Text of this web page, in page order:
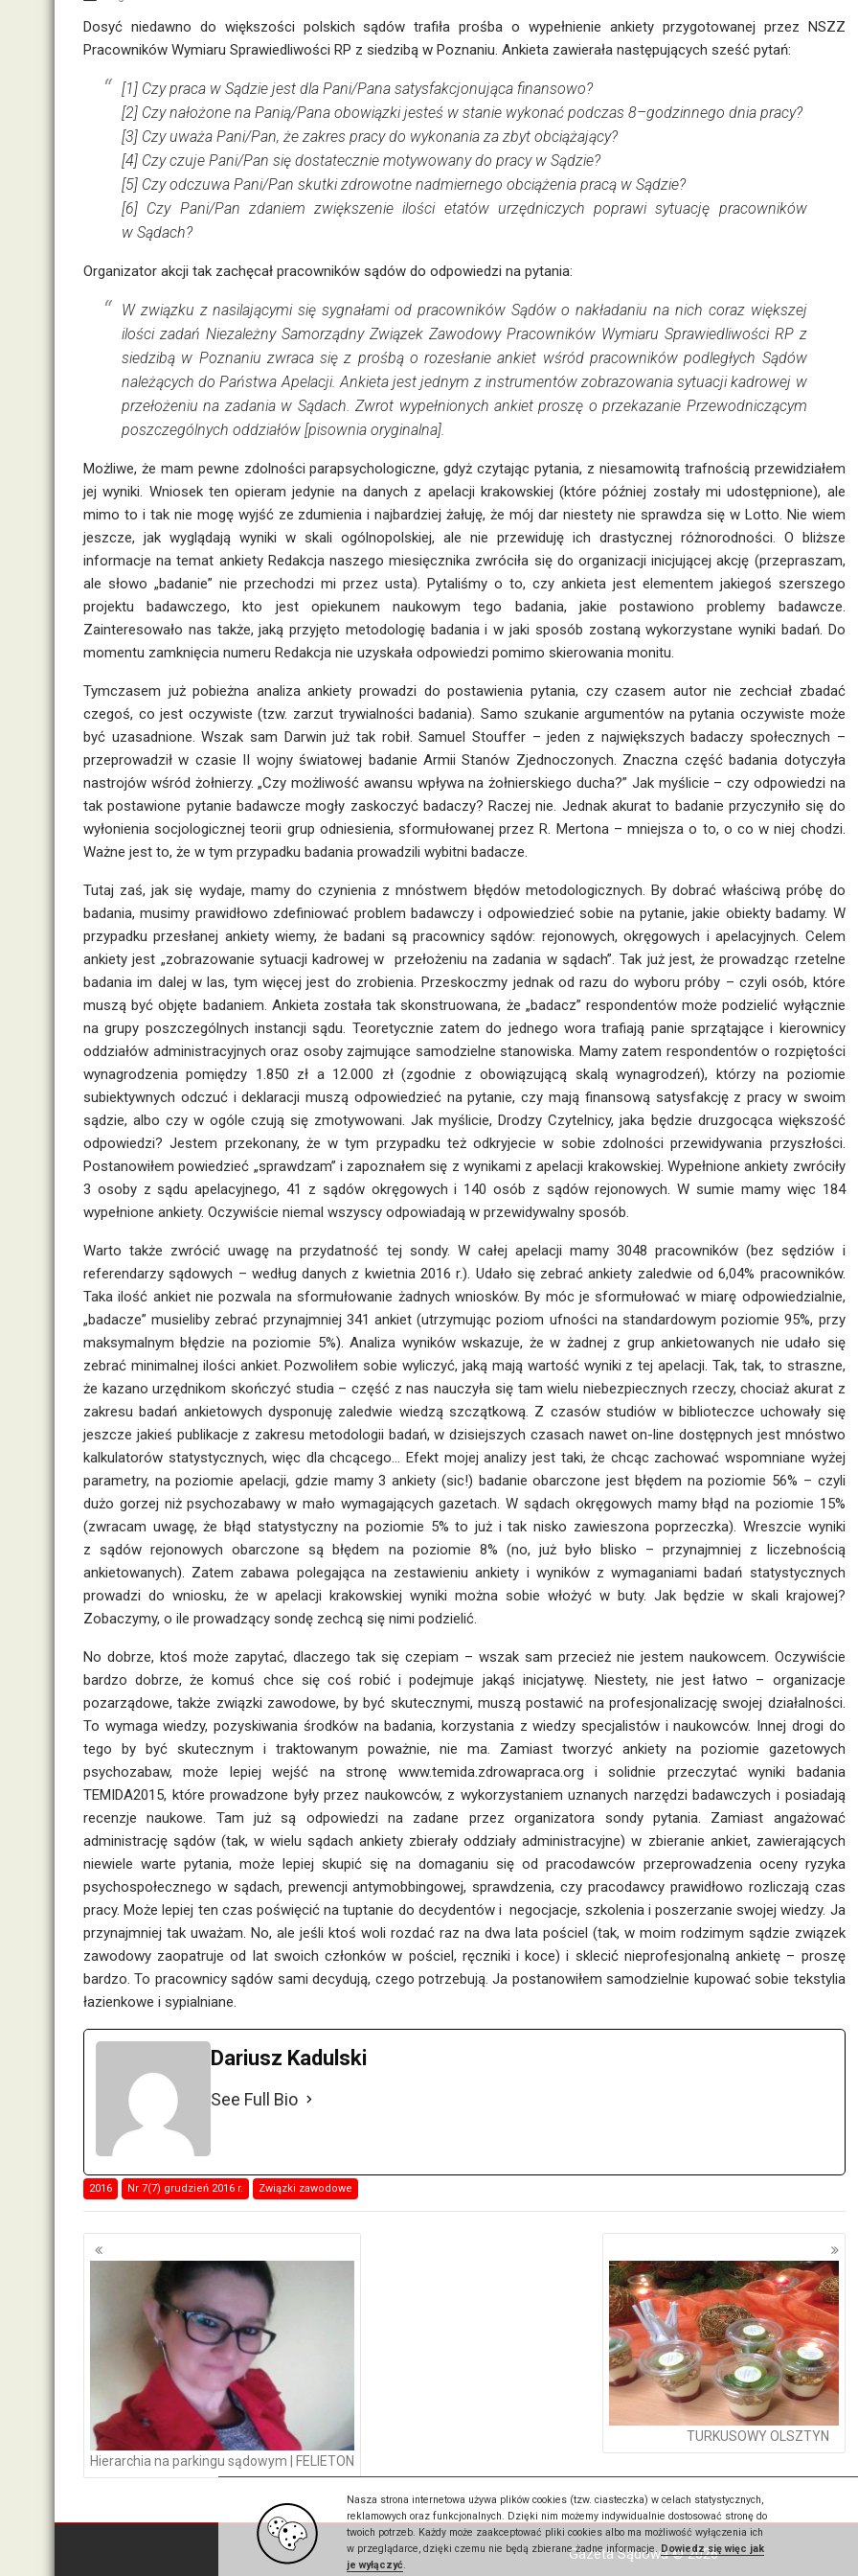
Nasza strona internetowa używa plików cookies (tzw. ciasteczka) w celach statystycznych,
reklamowych oraz funkcjonalnych. Dzięki nim możemy indywidualnie dostosować stronę do
twoich potrzeb. Każdy może zaakceptować pliki cookies albo ma możliwość wyłączenia ich
w przeglądarce, dzięki czemu nie będą zbierane żadne informacje.Dowiedz się więc jak
je wyłączyć.
Dosyć niedawno do większości polskich sądów trafiła prośba o wypełnienie ankiety przygotowanej przez NSZZ
Pracowników Wymiaru Sprawiedliwości RP z siedzibą w Poznaniu. Ankieta zawierała następujących sześć pytań:
[1] Czy praca w Sądzie jest dla Pani/Pana satysfakcjonująca finansowo?
[2] Czy nałożone na Panią/Pana obowiązki jesteś w stanie wykonać podczas 8–godzinnego dnia pracy?
[3] Czy uważa Pani/Pan, że zakres pracy do wykonania za zbyt obciążający?
[4] Czy czuje Pani/Pan się dostatecznie motywowany do pracy w Sądzie?
[5] Czy odczuwa Pani/Pan skutki zdrowotne nadmiernego obciążenia pracą w Sądzie?
[6] Czy Pani/Pan zdaniem zwiększenie ilości etatów urzędniczych poprawi sytuację pracowników
w Sądach?
Organizator akcji tak zachęcał pracowników sądów do odpowiedzi na pytania:
W związku z nasilającymi się sygnałami od pracowników Sądów o nakładaniu na nich coraz większej
ilości zadań Niezależny Samorządny Związek Zawodowy Pracowników Wymiaru Sprawiedliwości RP z
siedzibą w Poznaniu zwraca się z prośbą o rozesłanie ankiet wśród pracowników podległych Sądów
należących do Państwa Apelacji. Ankieta jest jednym z instrumentów zobrazowania sytuacji kadrowej w
przełożeniu na zadania w Sądach. Zwrot wypełnionych ankiet proszę o przekazanie Przewodniczącym
poszczególnych oddziałów [pisownia oryginalna].
Możliwe, że mam pewne zdolności parapsychologiczne, gdyż czytając pytania, z niesamowitą trafnością przewidziałem
jej wyniki. Wniosek ten opieram jedynie na danych z apelacji krakowskiej (które później zostały mi udostępnione), ale
mimo to i tak nie mogę wyjść ze zdumienia i najbardziej żałuję, że mój dar niestety nie sprawdza się w Lotto. Nie wiem
jeszcze, jak wyglądają wyniki w skali ogólnopolskiej, ale nie przewiduję ich drastycznej różnorodności. O bliższe
informacje na temat ankiety Redakcja naszego miesięcznika zwróciła się do organizacji inicjującej akcję (przepraszam,
ale słowo „badanie” nie przechodzi mi przez usta). Pytaliśmy o to, czy ankieta jest elementem jakiegoś szerszego
projektu badawczego, kto jest opiekunem naukowym tego badania, jakie postawiono problemy badawcze.
Zainteresowało nas także, jaką przyjęto metodologię badania i w jaki sposób zostaną wykorzystane wyniki badań. Do
momentu zamknięcia numeru Redakcja nie uzyskała odpowiedzi pomimo skierowania monitu.
Tymczasem już pobieżna analiza ankiety prowadzi do postawienia pytania, czy czasem autor nie zechciał zbadać
czegoś, co jest oczywiste (tzw. zarzut trywialności badania). Samo szukanie argumentów na pytania oczywiste może
być uzasadnione. Wszak sam Darwin już tak robił. Samuel Stouffer – jeden z największych badaczy społecznych –
przeprowadził w czasie II wojny światowej badanie Armii Stanów Zjednoczonych. Znaczna część badania dotyczyła
nastrojów wśród żołnierzy. „Czy możliwość awansu wpływa na żołnierskiego ducha?” Jak myślicie – czy odpowiedzi na
tak postawione pytanie badawcze mogły zaskoczyć badaczy? Raczej nie. Jednak akurat to badanie przyczyniło się do
wyłonienia socjologicznej teorii grup odniesienia, sformułowanej przez R. Mertona – mniejsza o to, o co w niej chodzi.
Ważne jest to, że w tym przypadku badania prowadzili wybitni badacze.
Tutaj zaś, jak się wydaje, mamy do czynienia z mnóstwem błędów metodologicznych. By dobrać właściwą próbę do
badania, musimy prawidłowo zdefiniować problem badawczy i odpowiedzieć sobie na pytanie, jakie obiekty badamy. W
przypadku przesłanej ankiety wiemy, że badani są pracownicy sądów: rejonowych, okręgowych i apelacyjnych. Celem
ankiety jest „zobrazowanie sytuacji kadrowej w przełożeniu na zadania w sądach”. Tak już jest, że prowadząc rzetelne
badania im dalej w las, tym więcej jest do zrobienia. Przeskoczmy jednak od razu do wyboru próby – czyli osób, które
muszą być objęte badaniem. Ankieta została tak skonstruowana, że „badacz” respondentów może podzielić wyłącznie
na grupy poszczególnych instancji sądu. Teoretycznie zatem do jednego wora trafiają panie sprzątające i kierownicy
oddziałów administracyjnych oraz osoby zajmujące samodzielne stanowiska. Mamy zatem respondentów o rozpiętości
wynagrodzenia pomiędzy 1.850 zł a 12.000 zł (zgodnie z obowiązującą skalą wynagrodzeń), którzy na poziomie
subiektywnych odczuć i deklaracji muszą odpowiedzieć na pytanie, czy mają finansową satysfakcję z pracy w swoim
sądzie, albo czy w ogóle czują się zmotywowani. Jak myślicie, Drodzy Czytelnicy, jaka będzie druzgocąca większość
odpowiedzi? Jestem przekonany, że w tym przypadku też odkryjecie w sobie zdolności przewidywania przyszłości.
Postanowiłem powiedzieć „sprawdzam” i zapoznałem się z wynikami z apelacji krakowskiej. Wypełnione ankiety zwróciły
3 osoby z sądu apelacyjnego, 41 z sądów okręgowych i 140 osób z sądów rejonowych. W sumie mamy więc 184
wypełnione ankiety. Oczywiście niemal wszyscy odpowiadają w przewidywalny sposób.
Warto także zwrócić uwagę na przydatność tej sondy. W całej apelacji mamy 3048 pracowników (bez sędziów i
referendarzy sądowych – według danych z kwietnia 2016 r.). Udało się zebrać ankiety zaledwie od 6,04% pracowników.
Taka ilość ankiet nie pozwala na sformułowanie żadnych wniosków. By móc je sformułować w miarę odpowiedzialnie,
„badacze” musieliby zebrać przynajmniej 341 ankiet (utrzymując poziom ufności na standardowym poziomie 95%, przy
maksymalnym błędzie na poziomie 5%). Analiza wyników wskazuje, że w żadnej z grup ankietowanych nie udało się
zebrać minimalnej ilości ankiet. Pozwoliłem sobie wyliczyć, jaką mają wartość wyniki z tej apelacji. Tak, tak, to straszne,
że kazano urzędnikom skończyć studia – część z nas nauczyła się tam wielu niebezpiecznych rzeczy, chociaż akurat z
zakresu badań ankietowych dysponuję zaledwie wiedzą szczątkową. Z czasów studiów w biblioteczce uchowały się
jeszcze jakieś publikacje z zakresu metodologii badań, w dzisiejszych czasach nawet on-line dostępnych jest mnóstwo
kalkulatorów statystycznych, więc dla chcącego… Efekt mojej analizy jest taki, że chcąc zachować wspomniane wyżej
parametry, na poziomie apelacji, gdzie mamy 3 ankiety (sic!) badanie obarczone jest błędem na poziomie 56% – czyli
dużo gorzej niż psychozabawy w mało wymagających gazetach. W sądach okręgowych mamy błąd na poziomie 15%
(zwracam uwagę, że błąd statystyczny na poziomie 5% to już i tak nisko zawieszona poprzeczka). Wreszcie wyniki
z sądów rejonowych obarczone są błędem na poziomie 8% (no, już było blisko – przynajmniej z liczebnością
ankietowanych). Zatem zabawa polegająca na zestawieniu ankiety i wyników z wymaganiami badań statystycznych
prowadzi do wniosku, że w apelacji krakowskiej wyniki można sobie włożyć w buty. Jak będzie w skali krajowej?
Zobaczymy, o ile prowadzący sondę zechcą się nimi podzielić.
No dobrze, ktoś może zapytać, dlaczego tak się czepiam – wszak sam przecież nie jestem naukowcem. Oczywiście
bardzo dobrze, że komuś chce się coś robić i podejmuje jakąś inicjatywę. Niestety, nie jest łatwo – organizacje
pozarządowe, także związki zawodowe, by być skutecznymi, muszą postawić na profesjonalizację swojej działalności.
To wymaga wiedzy, pozyskiwania środków na badania, korzystania z wiedzy specjalistów i naukowców. Innej drogi do
tego by być skutecznym i traktowanym poważnie, nie ma. Zamiast tworzyć ankiety na poziomie gazetowych
psychozabaw, może lepiej wejść na stronę www.temida.zdrowapraca.org i solidnie przeczytać wyniki badania
TEMIDA2015, które prowadzone były przez naukowców, z wykorzystaniem uznanych narzędzi badawczych i posiadają
recenzje naukowe. Tam już są odpowiedzi na zadane przez organizatora sondy pytania. Zamiast angażować
administrację sądów (tak, w wielu sądach ankiety zbierały oddziały administracyjne) w zbieranie ankiet, zawierających
niewiele warte pytania, może lepiej skupić się na domaganiu się od pracodawców przeprowadzenia oceny ryzyka
psychospołecznego w sądach, prewencji antymobbingowej, sprawdzenia, czy pracodawcy prawidłowo rozliczają czas
pracy. Może lepiej ten czas poświęcić na tuptanie do decydentów i negocjacje, szkolenia i poszerzanie swojej wiedzy. Ja
przynajmniej tak uważam. No, ale jeśli ktoś woli rozdać raz na dwa lata pościel (tak, w moim rodzimym sądzie związek
zawodowy zaopatruje od lat swoich członków w pościel, ręczniki i koce) i sklecić nieprofesjonalną ankietę – proszę
bardzo. To pracownicy sądów sami decydują, czego potrzebują. Ja postanowiłem samodzielnie kupować sobie tekstylia
łazienkowe i sypialniane.
Dariusz Kadulski
See Full Bio
2016 Nr 7(7) grudzień 2016 r. Związki zawodowe
Nawigacja
po
wpisach
Hierarchia na parkingu sądowym | FELIETON
TURKUSOWY OLSZTYN
Gazeta Sądowa © 2026